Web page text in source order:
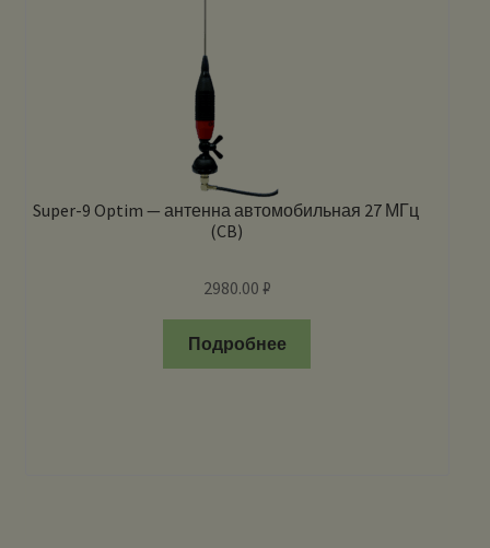
Super-9 Optim — антенна автомобильная 27 МГц
(CB)
2980.00 ₽
Подробнее